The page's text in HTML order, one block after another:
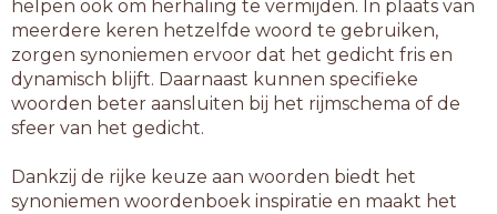
helpen ook om herhaling te vermijden. In plaats van
meerdere keren hetzelfde woord te gebruiken,
zorgen synoniemen ervoor dat het gedicht fris en
dynamisch blijft. Daarnaast kunnen specifieke
woorden beter aansluiten bij het rijmschema of de
sfeer van het gedicht.
Dankzij de rijke keuze aan woorden biedt het
synoniemen woordenboek inspiratie en maakt het